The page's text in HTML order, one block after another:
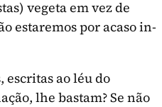
vegeta em vez de
estaremos por acaso in­
escritas ao léu do
lhe bastam? Se não